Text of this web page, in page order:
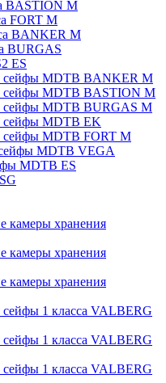
BASTION M
FORT M
BANKER M
BURGAS
ES
сейфы MDTB BANKER M
сейфы MDTB BASTION M
сейфы MDTB BURGAS M
сейфы MDTB EK
сейфы MDTB FORT M
MDTB VEGA
MDTB ES
камеры хранения
камеры хранения
камеры хранения
сейфы 1 класса VALBERG
сейфы 1 класса VALBERG
сейфы 1 класса VALBERG